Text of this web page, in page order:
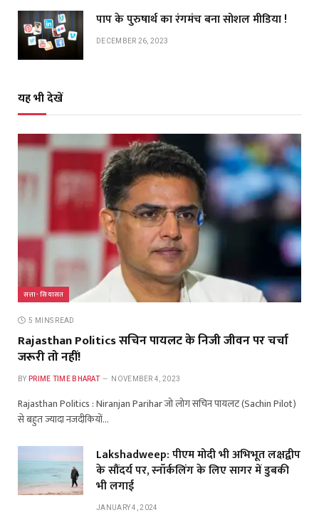
पाप के पुरुषार्थ का रंगमंच बना सोशल मीडिया !
DECEMBER 26, 2023
यह भी देखें
सत्ता- सियासत
5 MINS READ
Rajasthan Politics सचिन पायलट के निजी जीवन पर चर्चा
जरूरी तो नहीं!
BY PRIME TIME BHARAT NOVEMBER 4, 2023
Rajasthan Politics : Niranjan Parihar जो लोग सचिन पायलट (Sachin Pilot)
से बहुत ज्यादा नजदीकियों…
Lakshadweep: पीएम मोदी भी अभिभूत लक्षद्वीप
के सौंदर्य पर, स्नॉर्कलिंग के लिए सागर में डुबकी
भी लगाई
JANUARY 4, 2024